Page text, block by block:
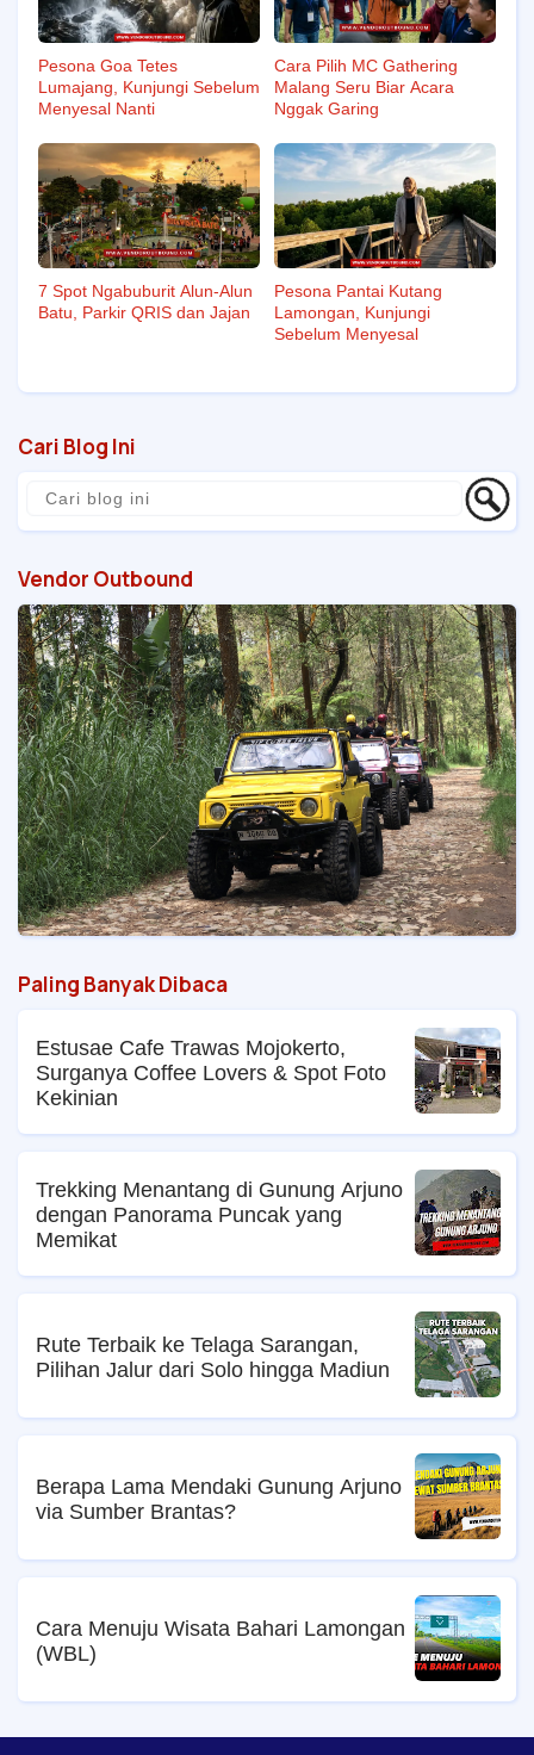
Pesona Goa Tetes
Lumajang, Kunjungi Sebelum
Menyesal Nanti
Cara Pilih MC Gathering
Malang Seru Biar Acara
Nggak Garing
7 Spot Ngabuburit Alun-Alun
Batu, Parkir QRIS dan Jajan
Pesona Pantai Kutang
Lamongan, Kunjungi
Sebelum Menyesal
Cari Blog Ini
Vendor Outbound
Paling Banyak Dibaca
Estusae Cafe Trawas Mojokerto,
Surganya Coffee Lovers & Spot Foto
Kekinian
Trekking Menantang di Gunung Arjuno
dengan Panorama Puncak yang
Memikat
Rute Terbaik ke Telaga Sarangan,
Pilihan Jalur dari Solo hingga Madiun
Berapa Lama Mendaki Gunung Arjuno
via Sumber Brantas?
Cara Menuju Wisata Bahari Lamongan
(WBL)